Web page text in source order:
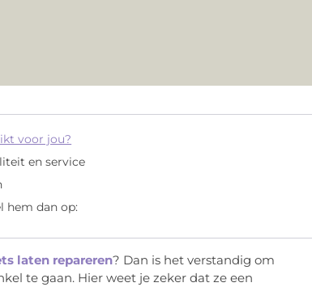
voor jou?
en service
hem dan op:
laten repareren? Dan is het verstandig om
te gaan. Hier weet je zeker dat ze een